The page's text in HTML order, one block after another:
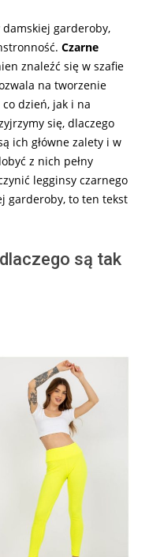
garderoby,
Czarne
znaleźć się w szafie
na tworzenie
dzień, jak i na
się, dlaczego
ich główne zalety i w
z nich pełny
legginsy czarnego
garderoby, to ten tekst
są tak